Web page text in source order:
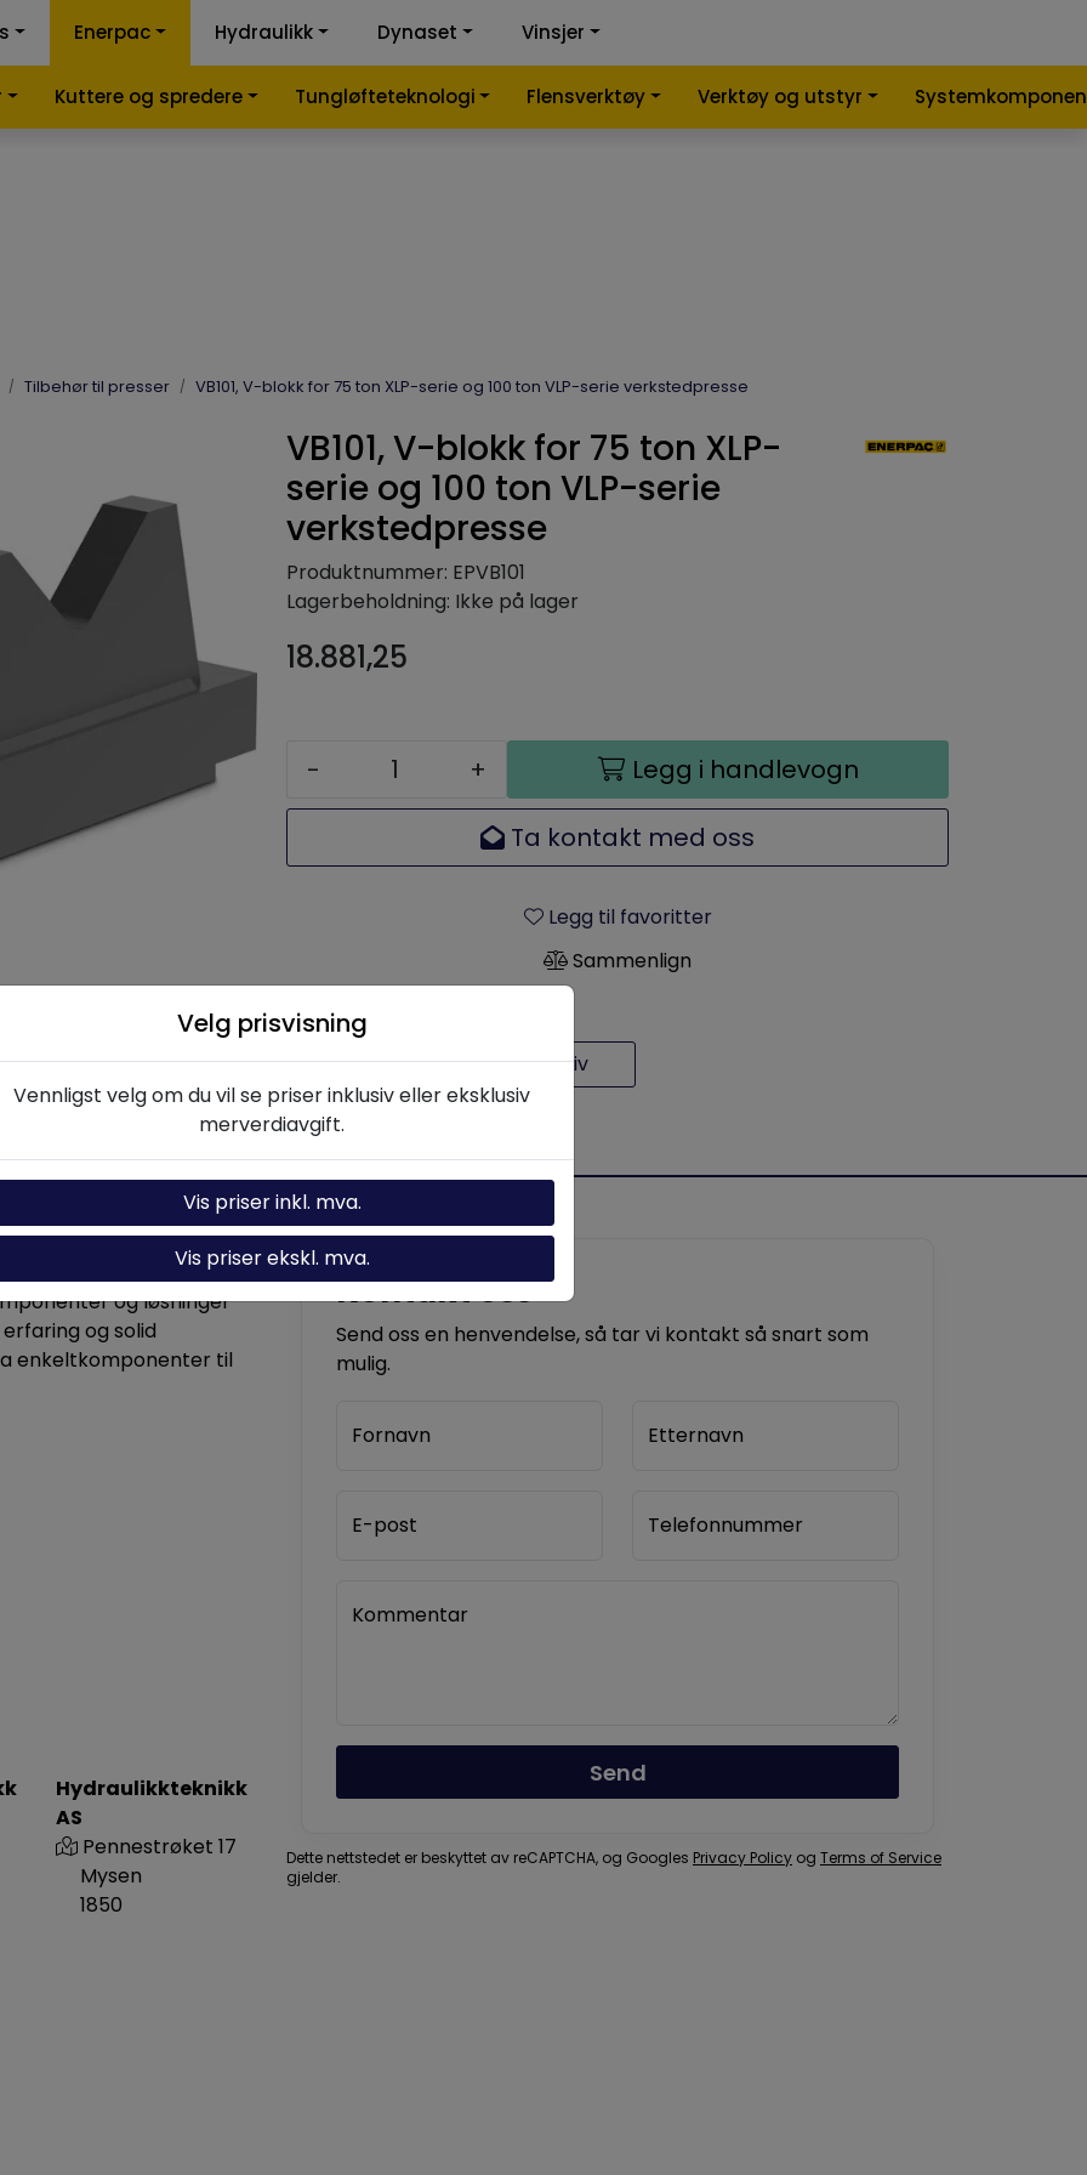
kalkulator Sammenlign
Enerpac
Kuttere og spredere Tungløfteteknologi Flensverktøy Verktøy og utstyr
Hydraulikk Dynaset Vinsjer
Tilbehør til presser VB101, V-blokk for 75 ton XLP-serie og 100 ton VLP-serie verkstedpresse
VB101, V-blokk for 75 ton XLP-
serie og 100 ton VLP-serie
verkstedpresse
Produktnummer: EPVB101
Lagerbeholdning: Ikke på lager
18.881,25
- +
Legg i handlevogn
Ta kontakt med oss
Legg til favoritter
Sammenlign
Spesifikasjoner Dokumentarkiv
og løsninger
og solid
enkeltkomponenter til
Hydraulikkteknikk
AS
Pennestrøket 17
Mysen
1850
Kontakt oss
Send oss en henvendelse, så tar vi kontakt så snart som
mulig.
Fornavn Etternavn
E-post Telefonnummer
Kommentar
Send
Dette nettstedet er beskyttet av reCAPTCHA, og Googles Privacy Policy og Terms of Service
gjelder.
Velg prisvisning
Vennligst velg om du vil se priser inklusiv eller eksklusiv
merverdiavgift.
Vis priser inkl. mva.
Vis priser ekskl. mva.